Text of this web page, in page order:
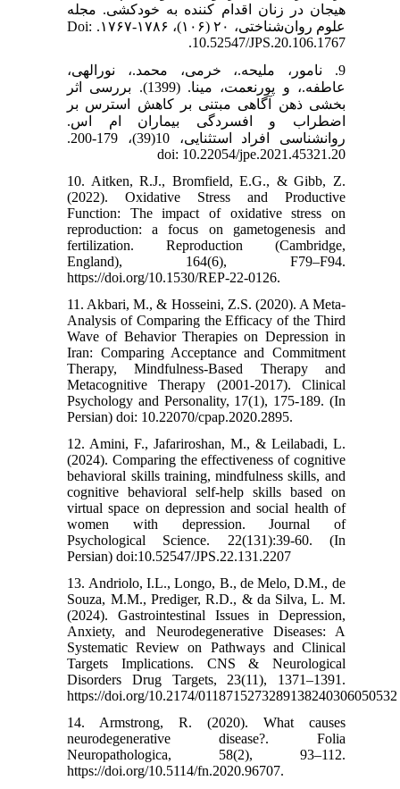
هیجان در زنان اقدام کننده به خودکشی. مجله
علوم روان‌شناختی، ۲۰ (۱۰۶)، ۱۷۸۶-۱۷۶۷. Doi:
10.52547/JPS.20.106.1767.
9. نامور، ملیحه.، خرمی، محمد.، نورالهی،
عاطفه.، و پورنعمت، مینا. (1399). بررسی اثر
بخشی ذهن آگاهی مبتنی بر کاهش استرس بر
اضطراب و افسردگی بیماران ام اس.
روانشناسی افراد استثنایی، 10(39)، 179-200.
doi: 10.22054/jpe.2021.45321.20
10. Aitken, R.J., Bromfield, E.G., & Gibb, Z.
(2022). Oxidative Stress and Productive
Function: The impact of oxidative stress on
reproduction: a focus on gametogenesis and
fertilization. Reproduction (Cambridge,
England), 164(6), F79–F94.
https://doi.org/10.1530/REP-22-0126.
11. Akbari, M., & Hosseini, Z.S. (2020). A Meta-
Analysis of Comparing the Efficacy of the Third
Wave of Behavior Therapies on Depression in
Iran: Comparing Acceptance and Commitment
Therapy, Mindfulness-Based Therapy and
Metacognitive Therapy (2001-2017). Clinical
Psychology and Personality, 17(1), 175-189. (In
Persian) doi: 10.22070/cpap.2020.2895.
12. Amini, F., Jafariroshan, M., & Leilabadi, L.
(2024). Comparing the effectiveness of cognitive
behavioral skills training, mindfulness skills, and
cognitive behavioral self-help skills based on
virtual space on depression and social health of
women with depression. Journal of
Psychological Science. 22(131):39-60. (In
Persian) doi:10.52547/JPS.22.131.2207
13. Andriolo, I.L., Longo, B., de Melo, D.M., de
Souza, M.M., Prediger, R.D., & da Silva, L. M.
(2024). Gastrointestinal Issues in Depression,
Anxiety, and Neurodegenerative Diseases: A
Systematic Review on Pathways and Clinical
Targets Implications. CNS & Neurological
Disorders Drug Targets, 23(11), 1371–1391.
https://doi.org/10.2174/0118715273289138240306050532
14. Armstrong, R. (2020). What causes
neurodegenerative disease?. Folia
Neuropathologica, 58(2), 93–112.
https://doi.org/10.5114/fn.2020.96707.